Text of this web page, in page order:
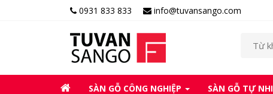
0931 833 833 info@tuvansango.com
SÀN GỖ CÔNG NGHIỆP SÀN GỖ TỰ